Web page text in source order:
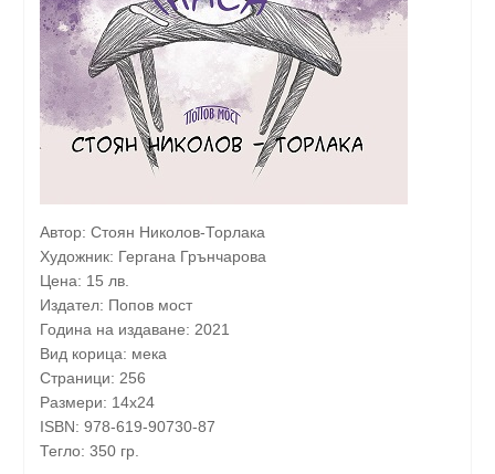
Автор: Стоян Николов-Торлака
Художник: Гергана Грънчарова
Цена: 15 лв.
Издател: Попов мост
Година на издаване: 2021
Вид корица: мека
Страници: 256
Размери: 14х24
ISBN: 978-619-90730-87
Тегло: 350 гр.